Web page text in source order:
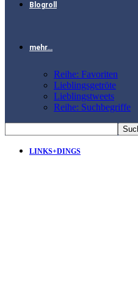
Blogroll
mehr…
Reihe: Favoriten
Lieblingsgetröte
Lieblingstweets
Reihe: Suchbegriffe
LINKS+DINGS